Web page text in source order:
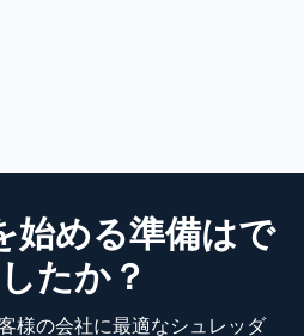
始める準備はで
たか？
様の会社に最適なシュレッダ